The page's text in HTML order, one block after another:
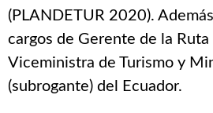
(PLANDETUR 2020).
cargos de Gerente de la
Viceministra de Turismo y
(subrogante) del Ecuador.